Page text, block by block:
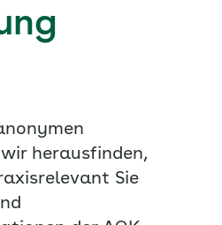
herausfinden,
Sie